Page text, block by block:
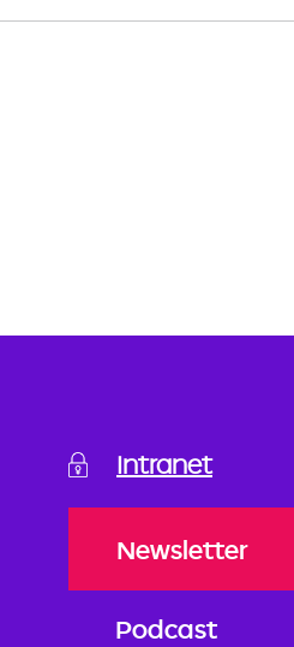
Intranet
Newsletter
Podcast